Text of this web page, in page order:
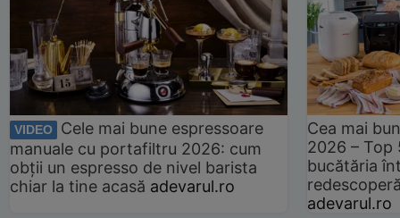
VIDEO
Cele mai bune espressoare
manuale cu portafiltru 2026: cum
obții un espresso de nivel barista
chiar la tine acasă adevarul.ro
Cea mai
2026 –
bucătăria
adevarul.ro